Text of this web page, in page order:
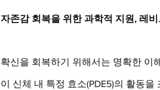
자존감 회복을 위한 과학적 지원, 레비
확신을 회복하기 위해서는 명확한 이
이 신체 내 특정 효소(PDE5)의 활동